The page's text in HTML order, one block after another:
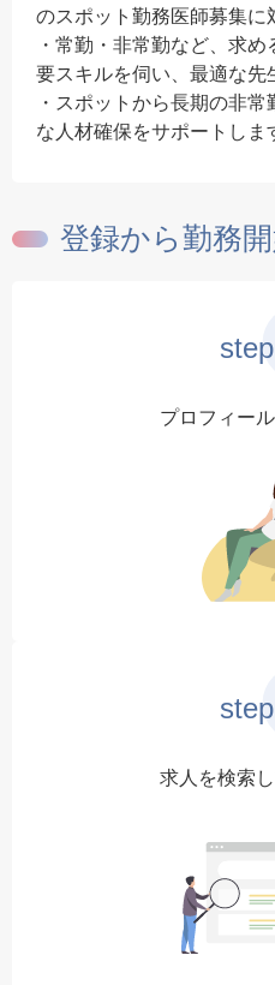
のスポット勤務医師募集に
・常勤・非常勤など、求
要スキルを伺い、最適な先
・スポットから長期の非
な人材確保をサポートしま
登録から勤務
step
プロフィー
step
求人を検索